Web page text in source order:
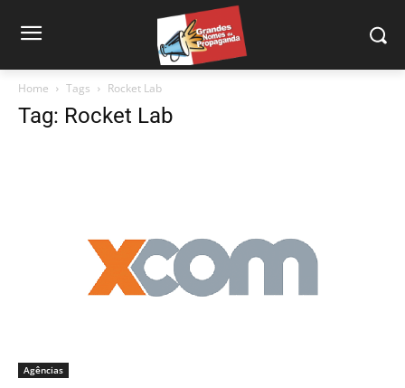
Home Tags Rocket Lab
Tag: Rocket Lab
Agências